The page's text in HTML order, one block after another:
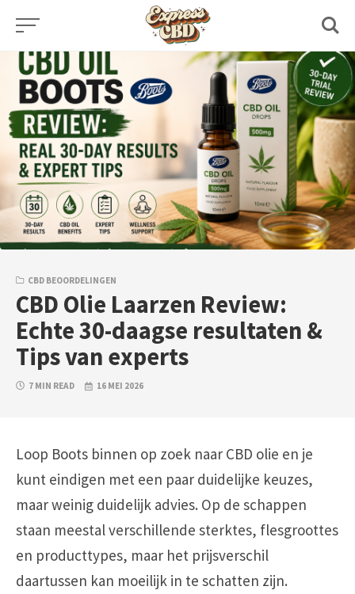
Skip
content
CBD BEOORDELINGEN
CBD Olie Laarzen Review:
Echte 30-daagse resultaten &
Tips van experts
7 MIN READ 16 MEI 2026
Loop Boots binnen op zoek naar CBD olie en je
kunt eindigen met een paar duidelijke keuzes,
maar weinig duidelijk advies. Op de schappen
staan meestal verschillende sterktes, flesgroottes
en producttypes, maar het prijsverschil
daartussen kan moeilijk in te schatten zijn.